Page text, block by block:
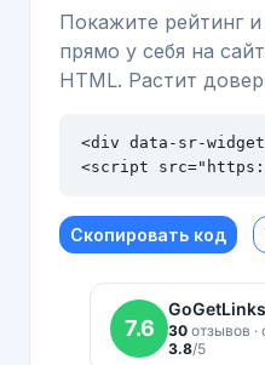
Покажите рейтинг
прямо у себя на
HTML. Растит
<div data-sr-
<script
Скопировать код